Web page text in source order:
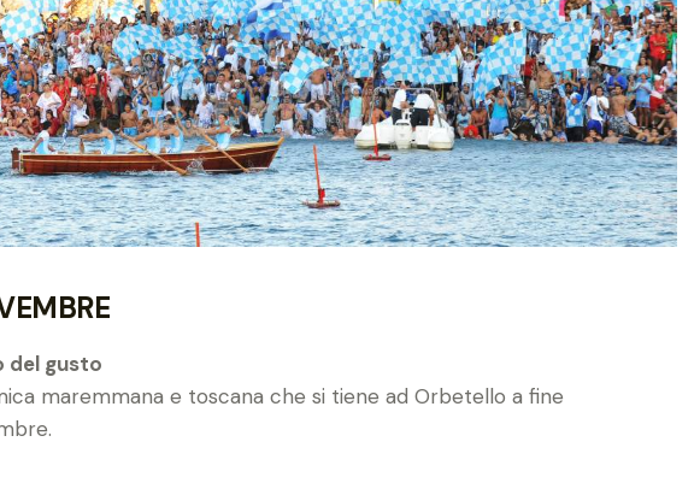
del gusto
maremmana e toscana che si tiene ad Orbetello a fine